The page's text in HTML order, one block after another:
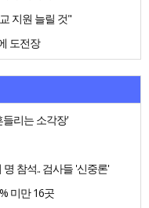
지원 늘릴 것"
도전장
리는 소각장'
참석.. 검사들 '신중론'
미만 16곳